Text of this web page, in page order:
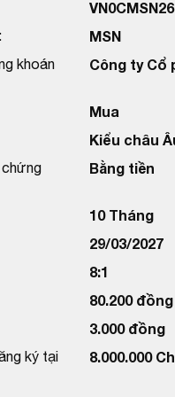
MSN
khoán
Công ty Cổ
Mua
Kiểu châu
Bằng tiền
10 Tháng
29/03/2027
8:1
80.200 đồng
3.000 đồng
ký tại
8.000.000